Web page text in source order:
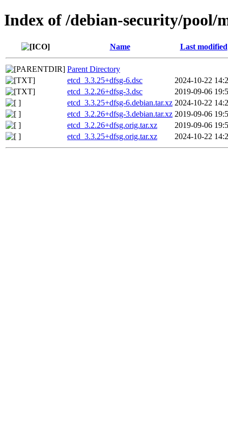
Index of /debian-security/pool/
Name Last modified
Parent Directory
etcd_3.3.25+dfsg-6.dsc
2024-10-22
etcd_3.2.26+dfsg-3.dsc
2019-09-06
etcd_3.3.25+dfsg-6.debian.tar.xz 2024-10-22
etcd_3.2.26+dfsg-3.debian.tar.xz 2019-09-06
etcd_3.2.26+dfsg.orig.tar.xz
2019-09-06
etcd_3.3.25+dfsg.orig.tar.xz
2024-10-22